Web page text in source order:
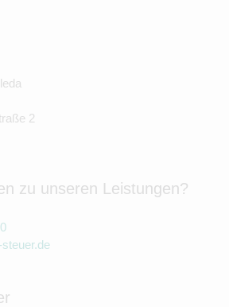
2
zu unseren Leistungen?